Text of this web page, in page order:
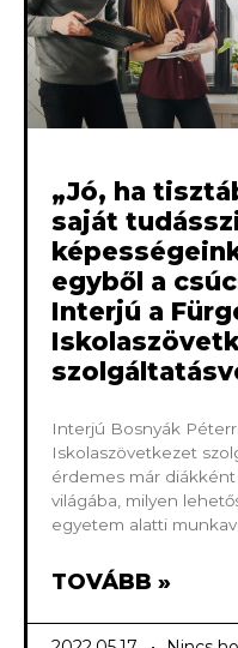
„Jó, ha
saját
egyből a
Interjú a
Interjú Bosnyák
Iskolaszövetkezet
érdemes már
világába, milyen
egyetem alatti
TOVÁBB »